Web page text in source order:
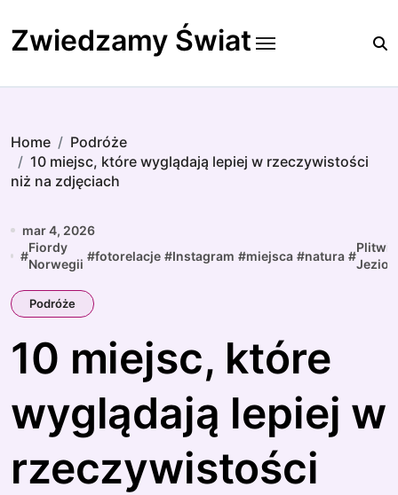
to
content
Zwiedzamy Świat
Home
Podróże
10 miejsc, które wyglądają lepiej w rzeczywistości
niż na zdjęciach
mar 4, 2026
#
Fiordy
Norwegii
#fotorelacje #Instagram #miejsca #natura #
Podróże
10 miejsc, które
wyglądają lepiej w
rzeczywistości